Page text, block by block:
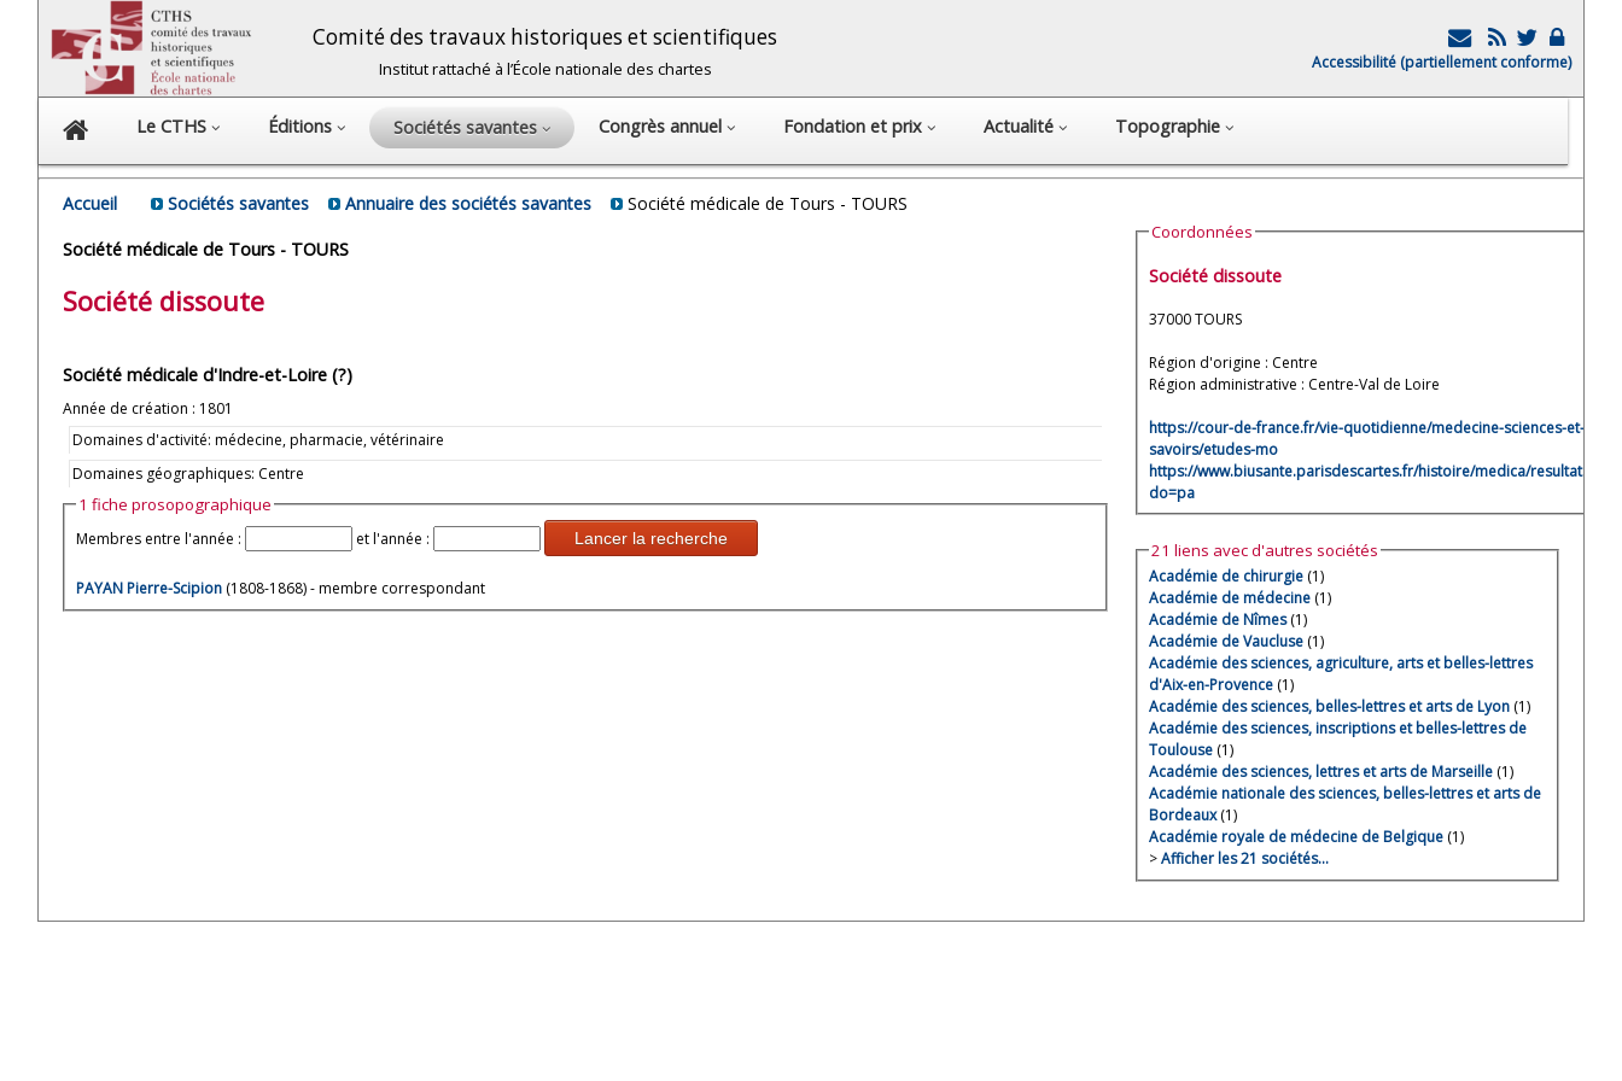
Comité des travaux historiques et scientifiques
Institut rattaché à l’École nationale des chartes Accessibilité (partiellement conforme)
Le CTHS Éditions Sociétés savantes Congrès annuel Fondation et prix Actualité Topographie
Accueil Sociétés savantes Annuaire des sociétés savantes
Société médicale de Tours - TOURS
Société médicale de Tours - TOURS
Société dissoute
Société médicale d'Indre-et-Loire (?)
Année de création : 1801
Domaines d'activité: médecine, pharmacie, vétérinaire
Domaines géographiques: Centre
1 fiche prosopographique
Membres entre l'année : et l'année : Lancer la recherche
PAYAN Pierre-Scipion (1808-1868) - membre correspondant
Coordonnées
Société dissoute
37000 TOURS
Région d'origine : Centre
Région administrative : Centre-Val de Loire
https://cour-de-france.fr/vie-quotidienne/medecine-sciences-et-
savoirs/etudes-mo
https://www.biusante.parisdescartes.fr/histoire/medica/resultats/
do=pa
21 liens avec d'autres sociétés
Académie de chirurgie(1)
Académie de médecine(1)
Académie de Nîmes(1)
Académie de Vaucluse(1)
Académie des sciences, agriculture, arts et belles-lettres
d'Aix-en-Provence(1)
Académie des sciences, belles-lettres et arts de Lyon(1)
Académie des sciences, inscriptions et belles-lettres de
Toulouse(1)
Académie des sciences, lettres et arts de Marseille(1)
Académie nationale des sciences, belles-lettres et arts de
Bordeaux(1)
Académie royale de médecine de Belgique(1)
>Afficher les 21 sociétés…